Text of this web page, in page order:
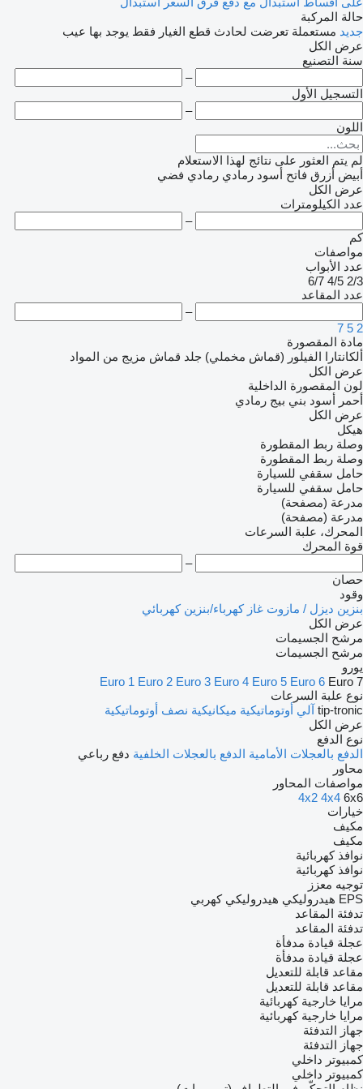
حالة المركبة
جديد مستعملة تعرضت لحادث قطع الغيار فقط يوجد بها عيب
عرض الكل
سنة التصنيع
–
التسجيل الأول
–
اللون
لم يتم العثور على نتائج لهذا الاستعلام
أبيض أزرق فاتح أسود رمادي رمادي فضي
عرض الكل
عدد الكيلومترات
–
كم
مواصفات
عدد الأبواب
2/3
4/5
6/7
عدد المقاعد
–
2
5
7
مادة المقصورة
ألكانتارا الفيلور (قماش مخملي) جلد قماش مزيج من المواد
عرض الكل
لون المقصورة الداخلية
أحمر أسود بني بيج رمادي
عرض الكل
هيكل
وصلة ربط المقطورة
وصلة ربط المقطورة
حامل سقفي للسيارة
حامل سقفي للسيارة
مدرعة (مصفحة)
مدرعة (مصفحة)
المحرك، علبة السرعات
قوة المحرك
–
حصان
وقود
بنزين ديزل / مازوت غاز كهرباء/بنزين كهربائي
عرض الكل
مرشح الجسيمات
مرشح الجسيمات
يورو
Euro 1 Euro 2 Euro 3 Euro 4 Euro 5 Euro 6 Euro 7
نوع علبة السرعات
tip-tronic آلي أوتوماتيكية ميكانيكية نصف أوتوماتيكية
عرض الكل
نوع الدفع
الدفع بالعجلات الأمامية الدفع بالعجلات الخلفية دفع رباعي
محاور
مواصفات المحاور
4x2 4x4 6x6
خيارات
مكيف
مكيف
نوافذ كهربائية
نوافذ كهربائية
توجيه معزز
EPS هيدروليكي هيدروليكي كهربي
تدفئة المقاعد
تدفئة المقاعد
عجلة قيادة مدفأة
عجلة قيادة مدفأة
مقاعد قابلة للتعديل
مقاعد قابلة للتعديل
مرايا خارجية كهربائية
مرايا خارجية كهربائية
جهاز التدفئة
جهاز التدفئة
كمبيوتر داخلي
كمبيوتر داخلي